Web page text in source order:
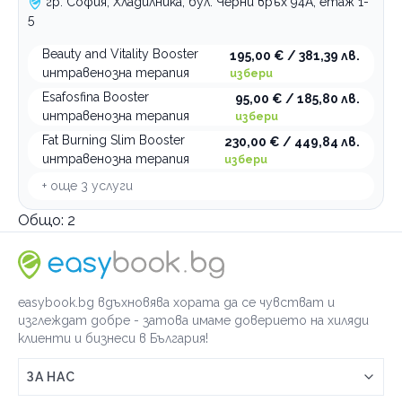
5
Beauty and Vitality Booster
интравенозна терапия
195,00 € / 381,39 лв.
избери
Esafosfina Booster
интравенозна терапия
95,00 € / 185,80 лв.
избери
Fat Burning Slim Booster
интравенозна терапия
230,00 € / 449,84 лв.
избери
+ още 3 услуги
Общо: 2
easybook.bg вдъхновява хората да се чувстват и
изглеждат добре - затова имаме доверието на хиляди
клиенти и бизнеси в България!
ЗА НАС